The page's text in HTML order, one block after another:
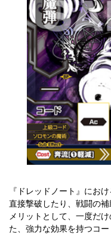
『ドレッドノート』にお
直接撃破したり、戦闘の
メリットとして、一度だ
た、強力な効果を持つコ